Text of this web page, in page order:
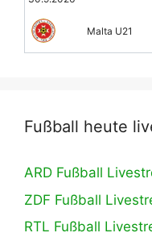
Malta U21
Fußball heute
ARD Fußball
ZDF Fußball
RTL Fußball